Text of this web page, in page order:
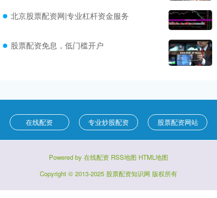
北京股票配资网|专业杠杆资金服务
股票配资免息，低门槛开户
在线配资 专业炒股配资 股票配资网站
Powered by 在线配资 RSS地图 HTML地图
Copyright © 2013-2025 股票配资知识网 版权所有